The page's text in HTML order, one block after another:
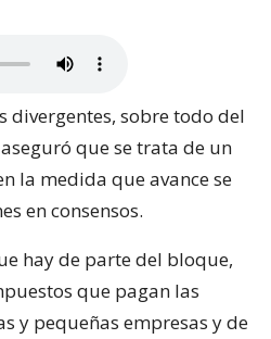
divergentes, sobre todo del
que se trata de un
la medida que avance se
en consensos.
hay de parte del bloque,
que pagan las
y pequeñas empresas y de